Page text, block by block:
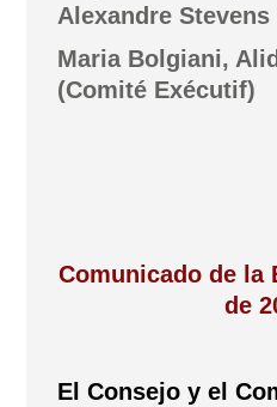
Alexandre
Maria Bolgiani,
(Comité Exécutif)
Comunicado de la
de
El Consejo y el